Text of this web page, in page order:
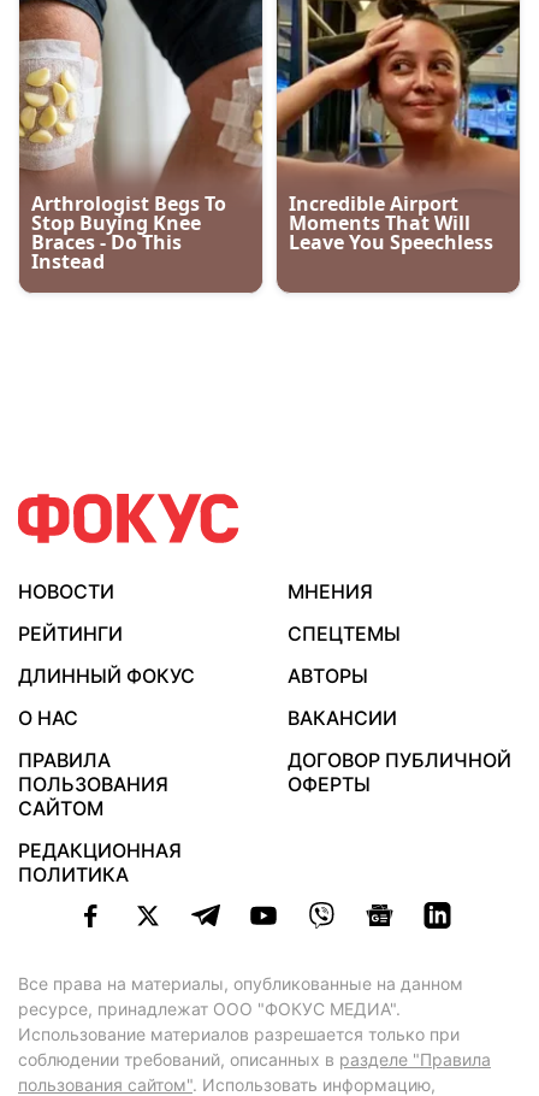
НОВОСТИ
МНЕНИЯ
РЕЙТИНГИ
СПЕЦТЕМЫ
ДЛИННЫЙ ФОКУС
АВТОРЫ
О НАС
ВАКАНСИИ
ПРАВИЛА
ПОЛЬЗОВАНИЯ
САЙТОМ
ДОГОВОР ПУБЛИЧНОЙ
ОФЕРТЫ
РЕДАКЦИОННАЯ
ПОЛИТИКА
Все права на материалы, опубликованные на данном
ресурсе, принадлежат ООО "ФОКУС МЕДИА".
Использование материалов разрешается только при
соблюдении требований, описанных в разделе "Правила
пользования сайтом". Использовать информацию,